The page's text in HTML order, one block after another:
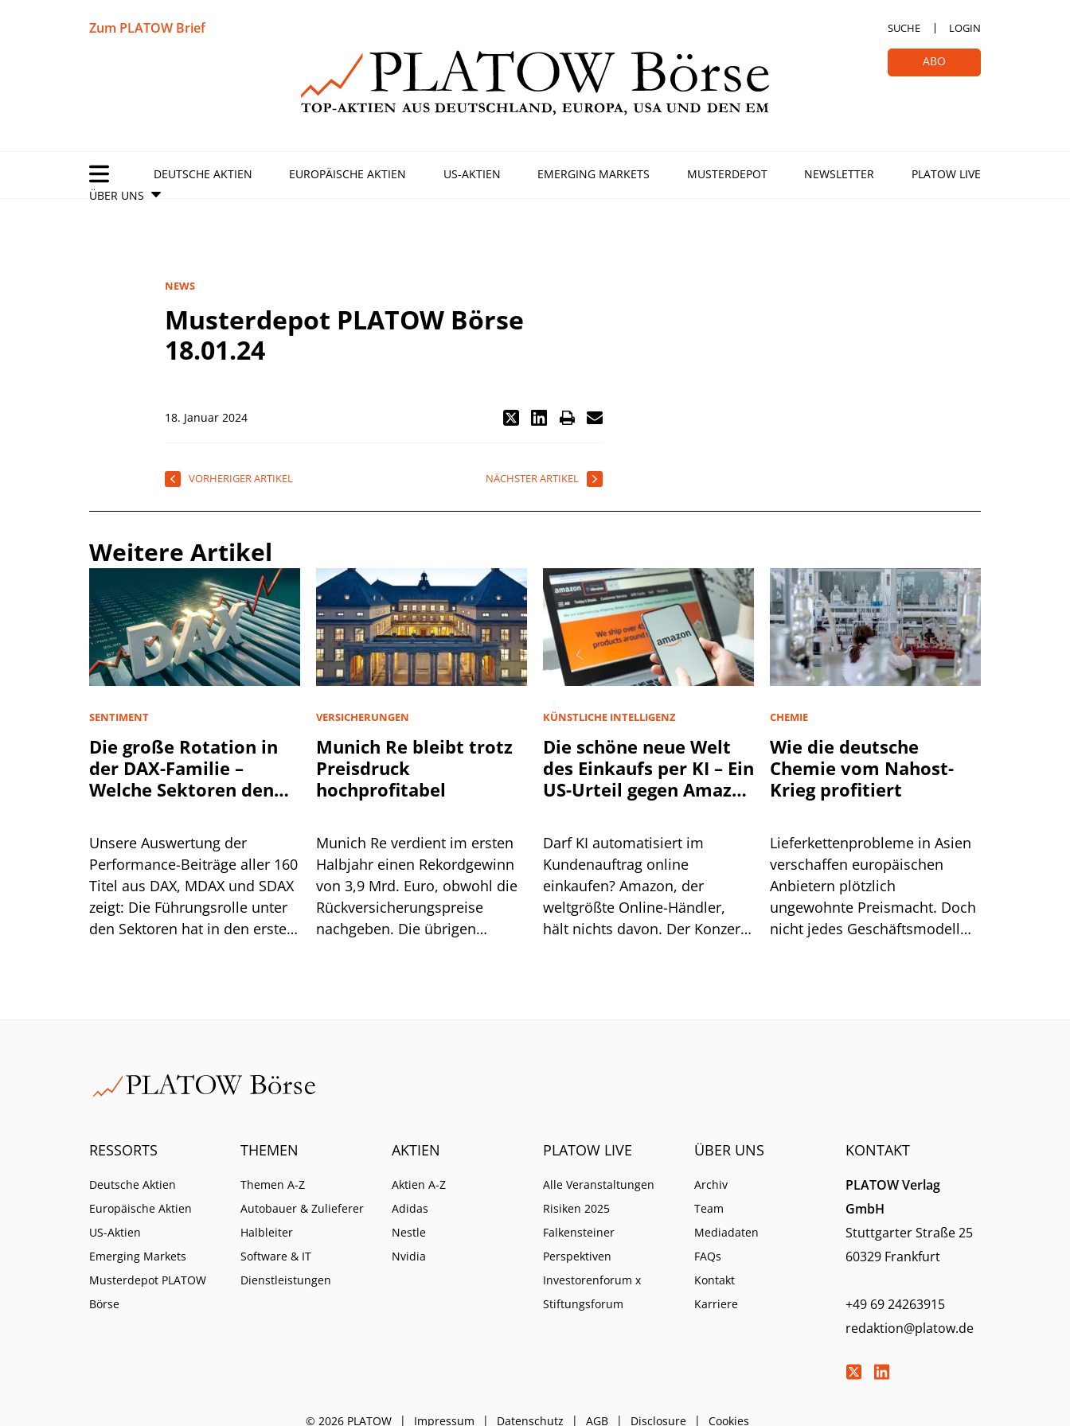
Zum PLATOW Brief SUCHE LOGIN
ABO
DEUTSCHE AKTIEN EUROPÄISCHE AKTIEN US-AKTIEN EMERGING MARKETS MUSTERDEPOT NEWSLETTER
PLATOW LIVE
ÜBER UNS
NEWS
Musterdepot PLATOW Börse
18.01.24
18. Januar 2024
VORHERIGER ARTIKEL NÄCHSTER ARTIKEL
Weitere Artikel
SENTIMENT
Die große Rotation in
der DAX-Familie –
Welche Sektoren den
Unsere Auswertung der
Performance-Beiträge aller 160
Titel aus DAX, MDAX und SDAX
zeigt: Die Führungsrolle unter
den Sektoren hat in den ersten
VERSICHERUNGEN
Munich Re bleibt trotz
Preisdruck
hochprofitabel
Munich Re verdient im ersten
Halbjahr einen Rekordgewinn
von 3,9 Mrd. Euro, obwohl die
Rückversicherungspreise
nachgeben. Die übrigen
KÜNSTLICHE INTELLIGENZ
Die schöne neue Welt
des Einkaufs per KI – Ein
US-Urteil gegen Amazon
schwerwiegende Folgen
haben
Darf KI automatisiert im
Kundenauftrag online
einkaufen? Amazon, der
weltgrößte Online-Händler,
hält nichts davon. Der Konzern
CHEMIE
Wie die deutsche
Chemie vom Nahost-
Krieg profitiert
Lieferkettenprobleme in Asien
verschaffen europäischen
Anbietern plötzlich
ungewohnte Preismacht. Doch
nicht jedes Geschäftsmodell
RESSORTS
Deutsche Aktien
Europäische Aktien
US-Aktien
Emerging Markets
Musterdepot PLATOW
Börse
THEMEN
Themen A-Z
Autobauer & Zulieferer
Halbleiter
Software & IT
Dienstleistungen
AKTIEN
Aktien A-Z
Adidas
Nestle
Nvidia
PLATOW LIVE
Alle Veranstaltungen
Risiken 2025
Falkensteiner
Perspektiven
Investorenforum x
Stiftungsforum
ÜBER UNS
Archiv
Team
Mediadaten
FAQs
Kontakt
Karriere
KONTAKT
PLATOW Verlag
GmbH
Stuttgarter Straße 25
60329 Frankfurt
+49 69 24263915
redaktion@platow.de
© 2026 PLATOW Impressum Datenschutz AGB Disclosure Cookies